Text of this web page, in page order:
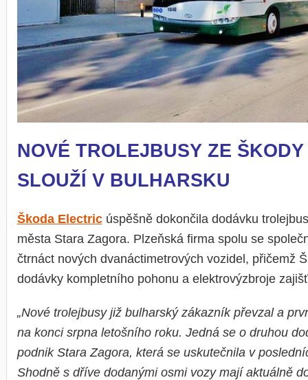
NOVÉ TROLEJBUSY ZE
SLOUŽÍ V BULHARSKU
Škoda Electricúspěšně dokončila dodávku
města Stara Zagora. Plzeňská firma spolu se
čtrnáct nových dvanáctimetrových vozidel, přičemž
dodávky kompletního pohonu a elektrovýzbroje
„Nové trolejbusy již bulharský zákazník převzal a
na konci srpna letošního roku. Jedná se o druhou
podnik Stara Zagora, která se uskutečnila v
Shodně s dříve dodanými osmi vozy mají aktuálně